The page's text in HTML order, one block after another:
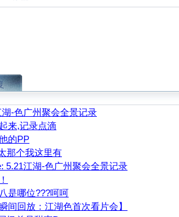
湖-色广州聚会全景记录
来,记录点滴
的PP
那个我这里有
5.21江湖-色广州聚会全景记录
是哪位???呵呵
瞬间回放：江湖色首次看片会】